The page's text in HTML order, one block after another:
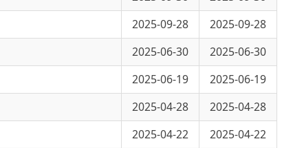
2025-06-19
2025-04-28 2025-04-28
2025-04-22 2025-04-22
2025-04-11
2025-04-11
2025-03-14
2025-02-27